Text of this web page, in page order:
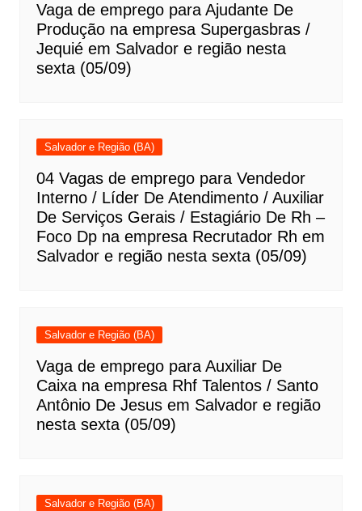
Vaga de emprego para Ajudante De
Produção na empresa Supergasbras /
Jequié em Salvador e região nesta
sexta (05/09)
Salvador e Região (BA)
04 Vagas de emprego para Vendedor
Interno / Líder De Atendimento / Auxiliar
De Serviços Gerais / Estagiário De Rh –
Foco Dp na empresa Recrutador Rh em
Salvador e região nesta sexta (05/09)
Salvador e Região (BA)
Vaga de emprego para Auxiliar De
Caixa na empresa Rhf Talentos / Santo
Antônio De Jesus em Salvador e região
nesta sexta (05/09)
Salvador e Região (BA)